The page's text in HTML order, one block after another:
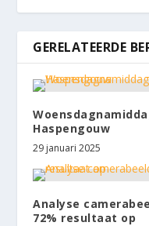
GERELATEERDE
Haspengouw
29 januari 2025
Analyse
72% resultaat op